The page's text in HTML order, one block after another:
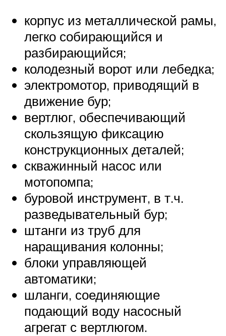
корпус из металлической рамы,
легко собирающийся и
разбирающийся;
колодезный ворот или лебедка;
электромотор, приводящий в
движение бур;
вертлюг, обеспечивающий
скользящую фиксацию
конструкционных деталей;
скважинный насос или
мотопомпа;
буровой инструмент, в т.ч.
разведывательный бур;
штанги из труб для
наращивания колонны;
блоки управляющей
автоматики;
шланги, соединяющие
подающий воду насосный
агрегат с вертлюгом.